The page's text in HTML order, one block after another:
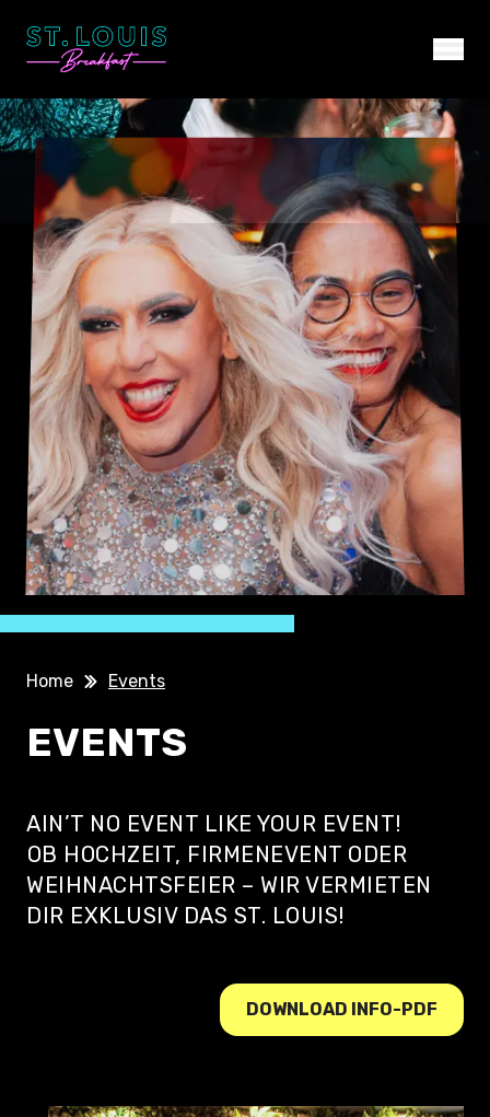
Home Events
EVENTS
AIN’T NO EVENT LIKE YOUR EVENT!
⁠OB HOCHZEIT, FIRMENEVENT ODER
WEIHNACHTSFEIER – WIR VERMIETEN
DIR EXKLUSIV DAS ST. LOUIS!
DOWNLOAD INFO-PDF